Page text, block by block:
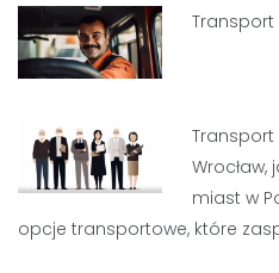
Transport
miast w
opcje transportowe, które